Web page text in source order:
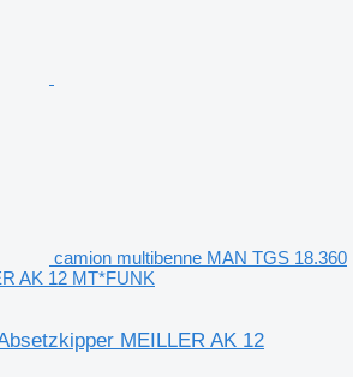
camion multibenne MAN TGS 18.360
AK 12 MT*FUNK
MEILLER AK 12